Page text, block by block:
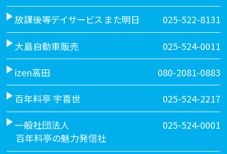
放課後等デイサービス また明日 025-522-8131
大島自動車販売 025-524-0011
izen高田 080-2081-0883
百年料亭 宇喜世 025-524-2217
一般社団法人
百年料亭の魅力発信社
025-524-0001